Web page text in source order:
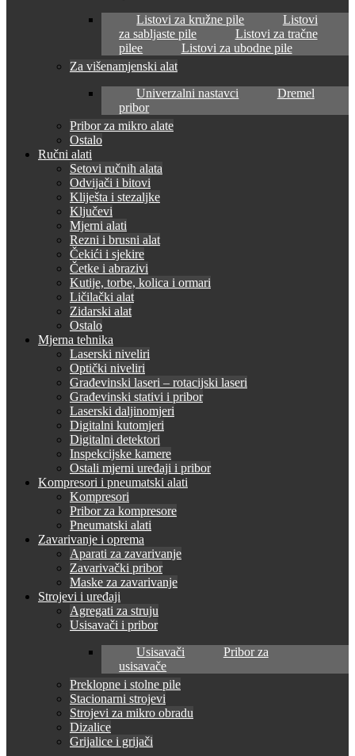
Listovi za kružne pile
Listovi
za sabljaste pile
Listovi za tračne
pilee
Listovi za ubodne pile
Za višenamjenski alat
Univerzalni nastavci
Dremel
pribor
Pribor za mikro alate
Ostalo
Ručni alati
Setovi ručnih alata
Odvijači i bitovi
Kliješta i stezaljke
Ključevi
Mjerni alati
Rezni i brusni alat
Čekići i sjekire
Četke i abrazivi
Kutije, torbe, kolica i ormari
Ličilački alat
Zidarski alat
Ostalo
Mjerna tehnika
Laserski niveliri
Optički niveliri
Građevinski laseri – rotacijski laseri
Građevinski stativi i pribor
Laserski daljinomjeri
Digitalni kutomjeri
Digitalni detektori
Inspekcijske kamere
Ostali mjerni uređaji i pribor
Kompresori i pneumatski alati
Kompresori
Pribor za kompresore
Pneumatski alati
Zavarivanje i oprema
Aparati za zavarivanje
Zavarivački pribor
Maske za zavarivanje
Strojevi i uređaji
Agregati za struju
Usisavači i pribor
Usisavači
Pribor za
usisavače
Preklopne i stolne pile
Stacionarni strojevi
Strojevi za mikro obradu
Dizalice
Grijalice i grijači